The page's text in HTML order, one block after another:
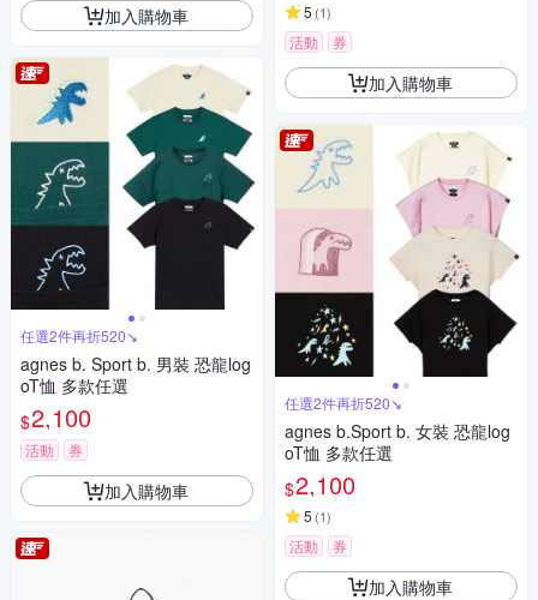
加入購物車
任選2件再折520↘
agnes b. Sport b. 男裝 恐龍log
oT恤 多款任選
$2,100
活動 券
加入購物車
5 (1)
活動 券
加入購物車
任選2件再折520↘
agnes b.Sport b. 女裝 恐龍log
oT恤 多款任選
$2,100
5 (1)
活動 券
加入購物車